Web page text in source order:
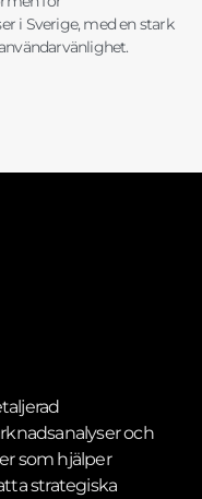
i Sverige, med en stark
och
som hjälper
strategiska